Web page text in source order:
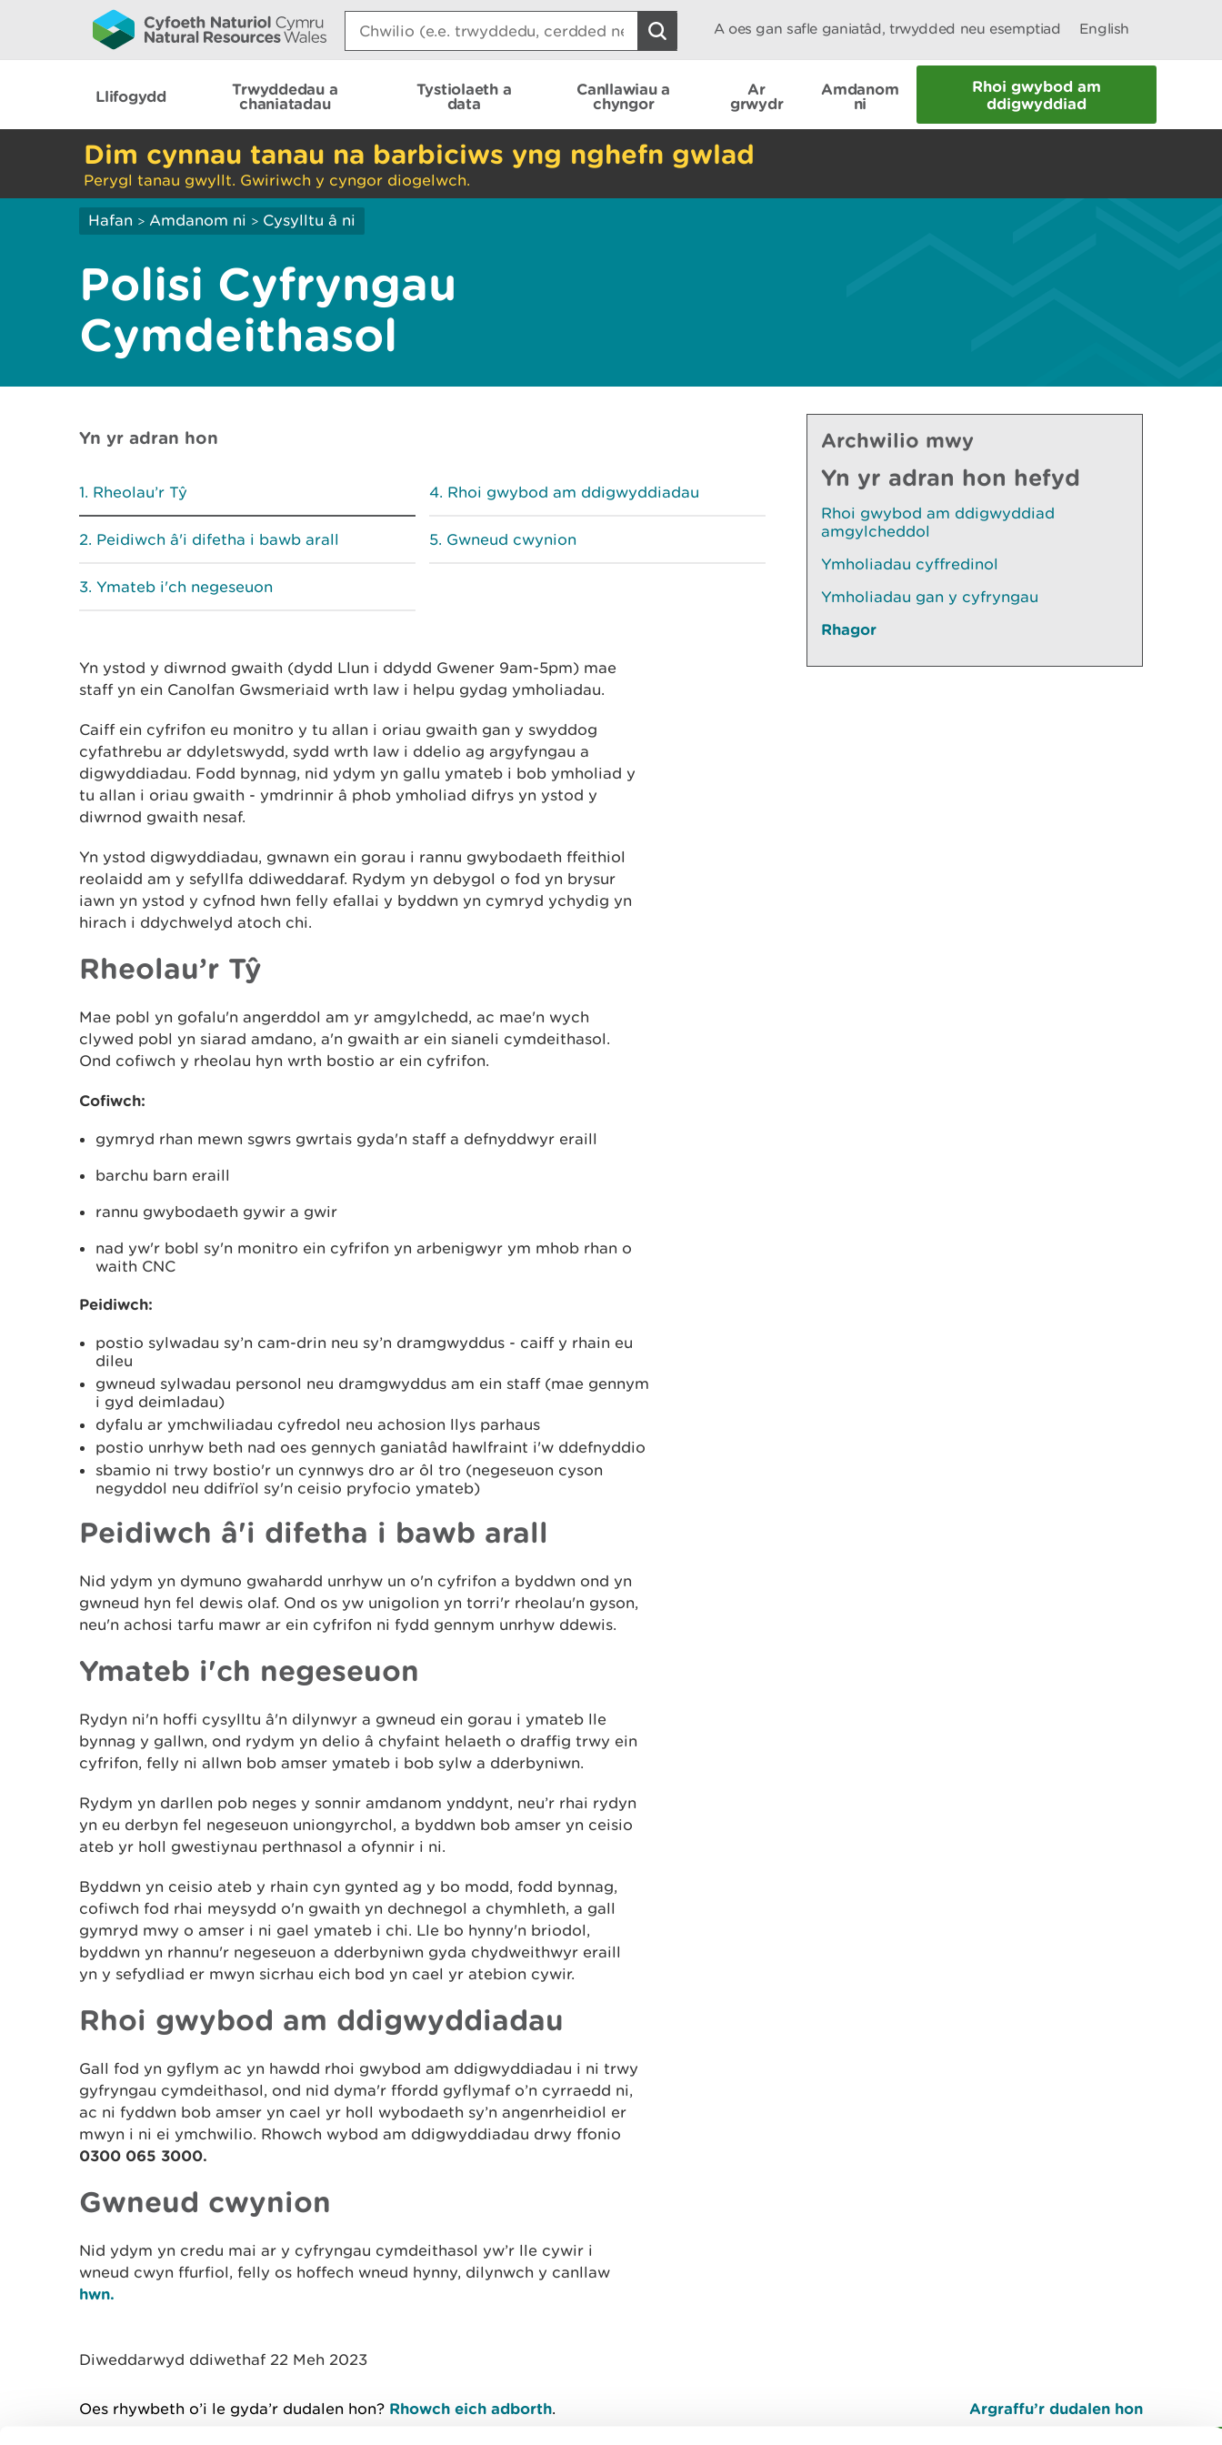
Search:
A oes gan safle ganiatâd, trwydded neu esemptiad English
Llifogydd
Trwyddedau a
chaniatadau
Tystiolaeth a
data
Canllawiau a
chyngor
Ar
grwydr
Amdanom
ni
Rhoi gwybod am
ddigwyddiad
Dim cynnau tanau na barbiciws yng nghefn gwlad
Perygl tanau gwyllt. Gwiriwch y cyngor diogelwch.
Hafan > Amdanom ni > Cysylltu â ni
Polisi Cyfryngau
Cymdeithasol
Yn yr adran hon
Rheolau’r Tŷ
Peidiwch â'i difetha i bawb arall
Ymateb i'ch negeseuon
Rhoi gwybod am ddigwyddiadau
Gwneud cwynion
Yn ystod y diwrnod gwaith (dydd Llun i ddydd Gwener 9am-5pm) mae
staff yn ein Canolfan Gwsmeriaid wrth law i helpu gydag ymholiadau.
Caiff ein cyfrifon eu monitro y tu allan i oriau gwaith gan y swyddog
cyfathrebu ar ddyletswydd, sydd wrth law i ddelio ag argyfyngau a
digwyddiadau. Fodd bynnag, nid ydym yn gallu ymateb i bob ymholiad y
tu allan i oriau gwaith - ymdrinnir â phob ymholiad difrys yn ystod y
diwrnod gwaith nesaf.
Yn ystod digwyddiadau, gwnawn ein gorau i rannu gwybodaeth ffeithiol
reolaidd am y sefyllfa ddiweddaraf. Rydym yn debygol o fod yn brysur
iawn yn ystod y cyfnod hwn felly efallai y byddwn yn cymryd ychydig yn
hirach i ddychwelyd atoch chi.
Rheolau’r Tŷ
Mae pobl yn gofalu'n angerddol am yr amgylchedd, ac mae'n wych
clywed pobl yn siarad amdano, a'n gwaith ar ein sianeli cymdeithasol.
Ond cofiwch y rheolau hyn wrth bostio ar ein cyfrifon.
Cofiwch:
gymryd rhan mewn sgwrs gwrtais gyda'n staff a defnyddwyr eraill
barchu barn eraill
rannu gwybodaeth gywir a gwir
nad yw'r bobl sy'n monitro ein cyfrifon yn arbenigwyr ym mhob rhan o
waith CNC
Peidiwch:
postio sylwadau sy’n cam-drin neu sy’n dramgwyddus - caiff y rhain eu
dileu
gwneud sylwadau personol neu dramgwyddus am ein staff (mae gennym
i gyd deimladau)
dyfalu ar ymchwiliadau cyfredol neu achosion llys parhaus
postio unrhyw beth nad oes gennych ganiatâd hawlfraint i'w ddefnyddio
sbamio ni trwy bostio'r un cynnwys dro ar ôl tro (negeseuon cyson
negyddol neu ddifrïol sy'n ceisio pryfocio ymateb)
Peidiwch â'i difetha i bawb arall
Nid ydym yn dymuno gwahardd unrhyw un o'n cyfrifon a byddwn ond yn
gwneud hyn fel dewis olaf. Ond os yw unigolion yn torri'r rheolau'n gyson,
neu'n achosi tarfu mawr ar ein cyfrifon ni fydd gennym unrhyw ddewis.
Ymateb i'ch negeseuon
Rydyn ni'n hoffi cysylltu â'n dilynwyr a gwneud ein gorau i ymateb lle
bynnag y gallwn, ond rydym yn delio â chyfaint helaeth o draffig trwy ein
cyfrifon, felly ni allwn bob amser ymateb i bob sylw a dderbyniwn.
Rydym yn darllen pob neges y sonnir amdanom ynddynt, neu’r rhai rydyn
yn eu derbyn fel negeseuon uniongyrchol, a byddwn bob amser yn ceisio
ateb yr holl gwestiynau perthnasol a ofynnir i ni.
Byddwn yn ceisio ateb y rhain cyn gynted ag y bo modd, fodd bynnag,
cofiwch fod rhai meysydd o'n gwaith yn dechnegol a chymhleth, a gall
gymryd mwy o amser i ni gael ymateb i chi. Lle bo hynny'n briodol,
byddwn yn rhannu'r negeseuon a dderbyniwn gyda chydweithwyr eraill
yn y sefydliad er mwyn sicrhau eich bod yn cael yr atebion cywir.
Rhoi gwybod am ddigwyddiadau
Gall fod yn gyflym ac yn hawdd rhoi gwybod am ddigwyddiadau i ni trwy
gyfryngau cymdeithasol, ond nid dyma'r ffordd gyflymaf o’n cyrraedd ni,
ac ni fyddwn bob amser yn cael yr holl wybodaeth sy’n angenrheidiol er
mwyn i ni ei ymchwilio. Rhowch wybod am ddigwyddiadau drwy ffonio
0300 065 3000.
Gwneud cwynion
Nid ydym yn credu mai ar y cyfryngau cymdeithasol yw’r lle cywir i
wneud cwyn ffurfiol, felly os hoffech wneud hynny, dilynwch y canllaw
hwn.
Archwilio mwy
Yn yr adran hon hefyd
Rhoi gwybod am ddigwyddiad
amgylcheddol
Ymholiadau cyffredinol
Ymholiadau gan y cyfryngau
Rhagor
Diweddarwyd ddiwethaf 22 Meh 2023
Oes rhywbeth o’i le gyda’r dudalen hon? Rhowch eich adborth. Argraffu’r dudalen hon